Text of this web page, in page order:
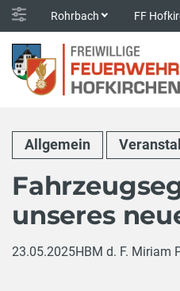
Rohrbach FF
Allgemein
unseres
23.05.2025HBM d. F. Miriam